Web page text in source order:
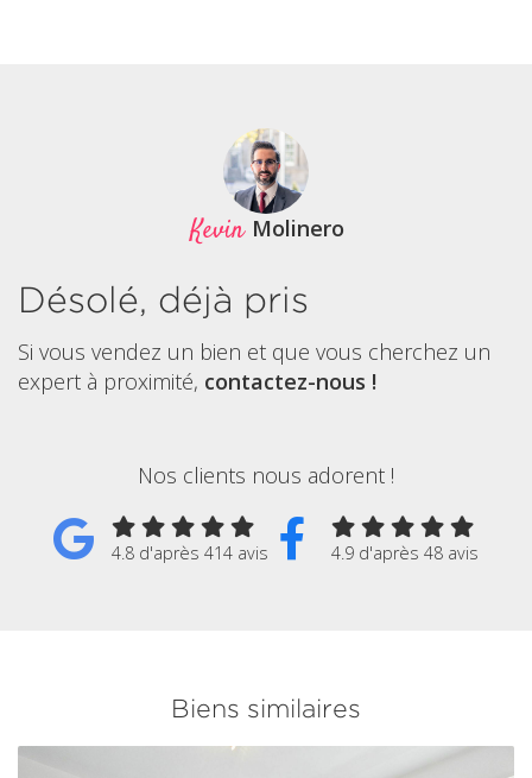
Kevin Molinero
Désolé, déjà pris
Si vous vendez un bien et que vous cherchez un
expert à proximité, contactez-nous !
Nos clients nous adorent !
4.8 d'après 414 avis 4.9 d'après 48 avis
Biens similaires